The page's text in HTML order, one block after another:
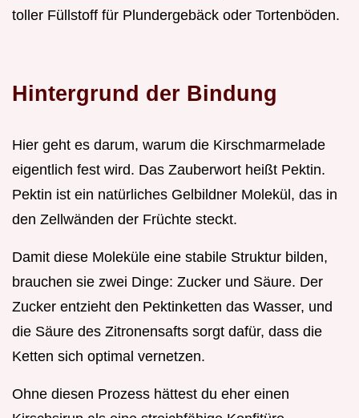
toller Füllstoff für Plundergebäck oder Tortenböden.
Hintergrund der Bindung
Hier geht es darum, warum die Kirschmarmelade
eigentlich fest wird. Das Zauberwort heißt Pektin.
Pektin ist ein natürliches Gelbildner Molekül, das in
den Zellwänden der Früchte steckt.
Damit diese Moleküle eine stabile Struktur bilden,
brauchen sie zwei Dinge: Zucker und Säure. Der
Zucker entzieht den Pektinketten das Wasser, und
die Säure des Zitronensafts sorgt dafür, dass die
Ketten sich optimal vernetzen.
Ohne diesen Prozess hättest du eher einen